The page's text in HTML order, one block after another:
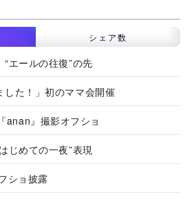
シェア数
エールの往復”の先
した！」初のママ会開催
anan』撮影オフショ
じめての一夜”表現
ショ披露